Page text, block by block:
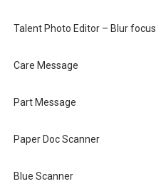
Talent Photo Editor – Blur focus
Care Message
Part Message
Paper Doc Scanner
Blue Scanner